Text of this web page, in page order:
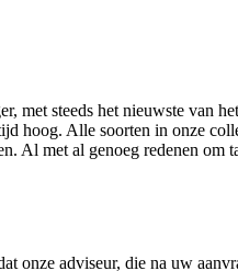
met steeds het nieuwste van
hoog. Alle soorten in onze
Al met al genoeg redenen
onze adviseur, die na uw